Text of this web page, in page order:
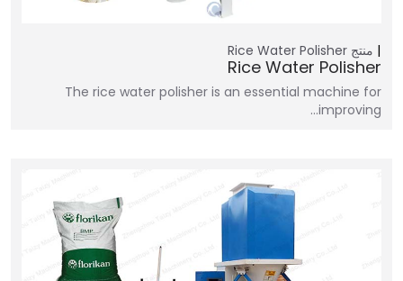
منتج Rice Water Polisher
Rice Water Polisher
The rice water polisher is an essential machine for
improving…